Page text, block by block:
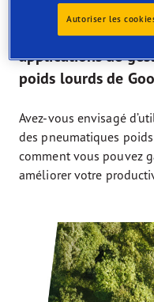
31/10/2023
Améliorez votre
applications de
poids lourds de
Avez-vous envisagé
des pneumatiques
comment vous pouvez
améliorer votre
Autoriser les